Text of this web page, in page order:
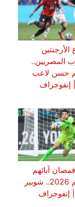
المصريين..
حسن لاعب
إنفوجراف
آبائهم
بكأس العالم 2026.. شوبير
إنفوجراف